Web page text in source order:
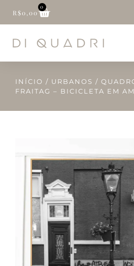
R$0,00
0
INÍCIO / URBANOS /
FRAITAG – BICICLETA EM